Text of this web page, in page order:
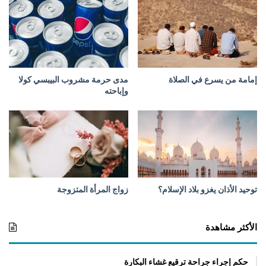
ل
ل
ف
ق
ر
ا
ء
ا
ئ
ه
ا
و
ق
ب
ذ
ح
ه
ا
إمامة من يسرع في الصلاة
مدى حرمة مشروب البيبسي كولا
وإباحته
توحيد الأذان يغزو بلاد الإسلام؟ زواج المرأة المتزوجة
الأكثر مشاهدة
حكم إجراء جراحة ترقيع غشاء البكارة